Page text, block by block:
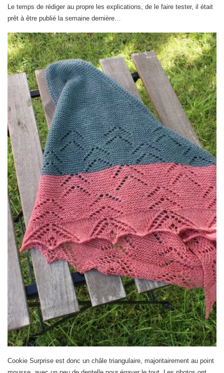
Le temps de rédiger au propre les explications, de le faire tester, il était
prêt à être publié la semaine dernière…
Cookie Surprise est donc un châle triangulaire, majoritairement au point